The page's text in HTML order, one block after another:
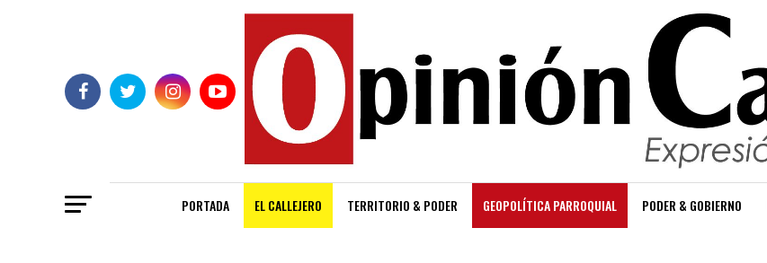
PORTADA EL CALLEJERO TERRITORIO & PODER GEOPOLÍTICA PARROQUIAL PODER & GOBIERNO